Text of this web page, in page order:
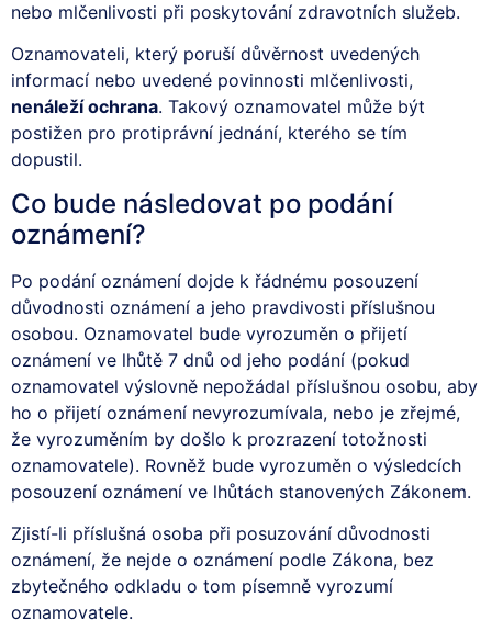
nebo mlčenlivosti při poskytování zdravotních služeb.
Oznamovateli, který poruší důvěrnost uvedených
informací nebo uvedené povinnosti mlčenlivosti,
nenáleží ochrana. Takový oznamovatel může být
postižen pro protiprávní jednání, kterého se tím
dopustil.
Co bude následovat po podání
oznámení?
Po podání oznámení dojde k řádnému posouzení
důvodnosti oznámení a jeho pravdivosti příslušnou
osobou. Oznamovatel bude vyrozuměn o přijetí
oznámení ve lhůtě 7 dnů od jeho podání (pokud
oznamovatel výslovně nepožádal příslušnou osobu, aby
ho o přijetí oznámení nevyrozumívala, nebo je zřejmé,
že vyrozuměním by došlo k prozrazení totožnosti
oznamovatele). Rovněž bude vyrozuměn o výsledcích
posouzení oznámení ve lhůtách stanovených Zákonem.
Zjistí-li příslušná osoba při posuzování důvodnosti
oznámení, že nejde o oznámení podle Zákona, bez
zbytečného odkladu o tom písemně vyrozumí
oznamovatele.